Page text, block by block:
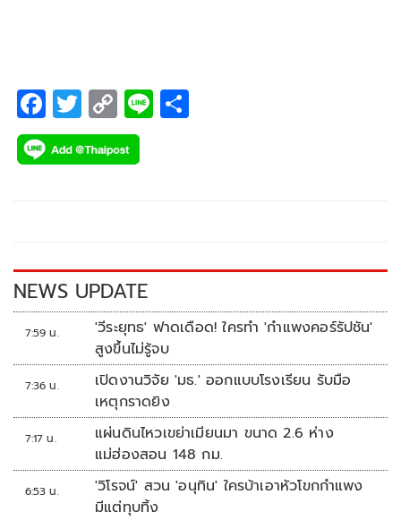
F
ac
e
k
T
wi
tt
C
o
p
k
Li
NEWS UPDATE
7:59 น.
'วีระยุทธ' ฟาดเดือด! ใครทำ 'กำแพงคอร์รัปชัน'
สูงขึ้นไม่รู้จบ
7:36 น.
เปิดงานวิจัย 'มธ.' ออกแบบโรงเรียน รับมือ
เหตุกราดยิง
7:17 น.
แผ่นดินไหวเขย่าเมียนมา ขนาด 2.6 ห่าง
แม่ฮ่องสอน 148 กม.
6:53 น.
'วิโรจน์' สวน 'อนุทิน' ใครบ้าเอาหัวโขกกำแพง
มีแต่ทุบทิ้ง